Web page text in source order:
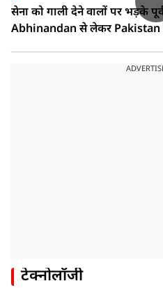
सेना को गाली देने वालों पर भड़के
Abhinandan से लेकर Pakistan
टेक्नोलॉजी